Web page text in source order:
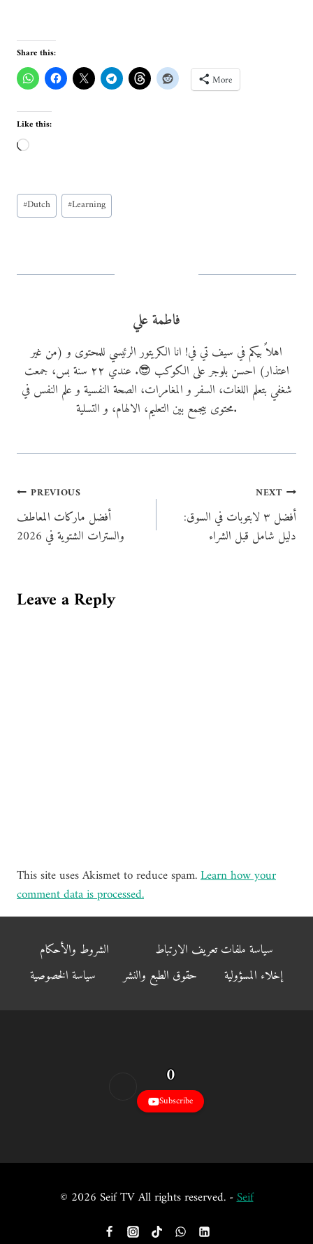
Share this:
More
Like this:
L
d
i
…
Post
Tags:
#Dutch #Learning
فاطمة علي
اهلاً بيكم في سيف تي في! انا الكريتور الرئيسي للمحتوى و (من غير
اعتذار) احسن بلوجر على الكوكب 😎. عندي ٢٢ سنة بس، جمعت
شغفي بتعلم اللغات، السفر و المغامرات، الصحة النفسية و علم النفس في
محتوى بيجمع بين التعليم، الالهام، و التسلية.
Post
navigation
PREVIOUS
أفضل ماركات المعاطف
والسترات الشتوية في 2026
NEXT
أفضل ٣ لابتوبات في السوق:
دليل شامل قبل الشراء
Leave a Reply
This site uses Akismet to reduce spam.Learn how your
comment data is processed.
الشروط والأحكام
سياسة ملفات تعريف الارتباط
سياسة الخصوصية
حقوق الطبع والنشر إخلاء المسؤولية
0
Subscribe
© 2026 Seif TV All rights reserved. -Seif